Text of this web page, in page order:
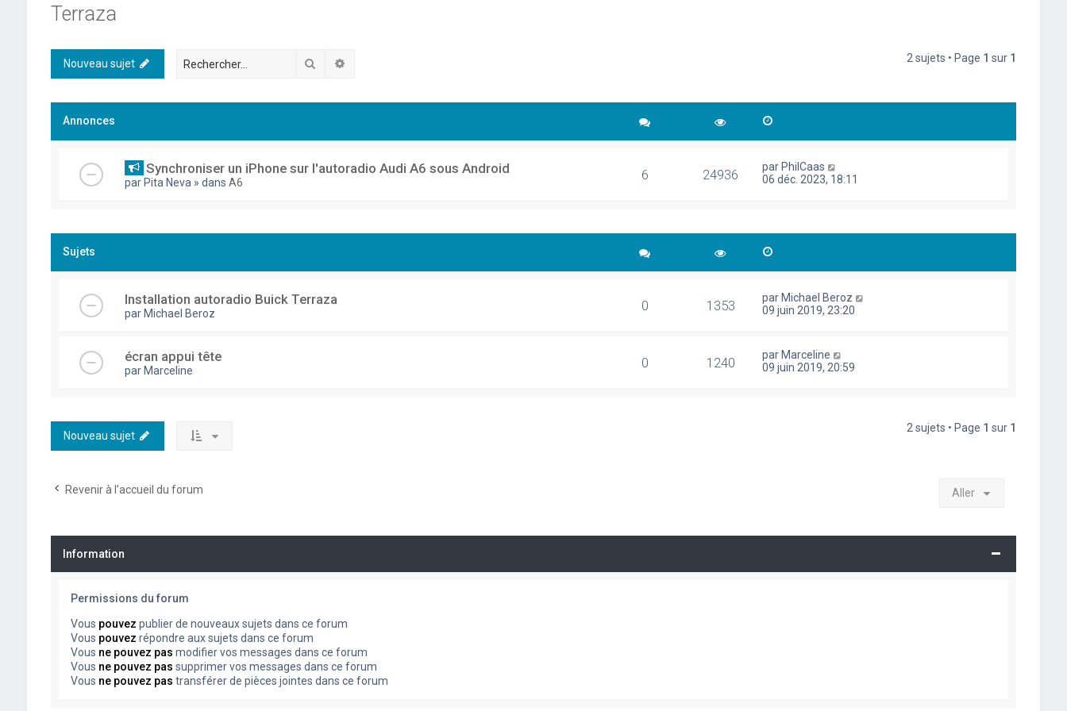
Terraza
Nouveau sujet Rechercher 2 sujets • Page 1 sur 1
Annonces
Synchroniser un iPhone sur l'autoradio Audi A6 sous Android
par Pita Neva » dans A6 6 24936 par PhilCaas
06 déc. 2023, 18:11
Sujets
Installation autoradio Buick Terraza
par Michael Beroz 0 1353 par Michael Beroz
09 juin 2019, 23:20
écran appui tête
par Marceline 0 1240 par Marceline
09 juin 2019, 20:59
Nouveau sujet
2 sujets • Page 1 sur 1
Revenir à l’accueil du forum Aller
Information
Permissions du forum
Vous pouvez publier de nouveaux sujets dans ce forum
Vous pouvez répondre aux sujets dans ce forum
Vous ne pouvez pas modifier vos messages dans ce forum
Vous ne pouvez pas supprimer vos messages dans ce forum
Vous ne pouvez pas transférer de pièces jointes dans ce forum